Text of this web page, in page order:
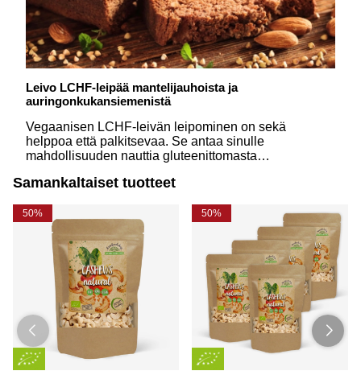
Leivo LCHF-leipää mantelijauhoista ja
auringonkukansiemenistä
Vegaanisen LCHF-leivän leipominen on sekä
helppoa että palkitsevaa. Se antaa sinulle
mahdollisuuden nauttia gluteenittomasta
muokanneet reseptin erityisesti sinulle, joka haluat
auringonkukansiemenistä. Lue lisää!
Samankaltaiset tuotteet
50% 50%